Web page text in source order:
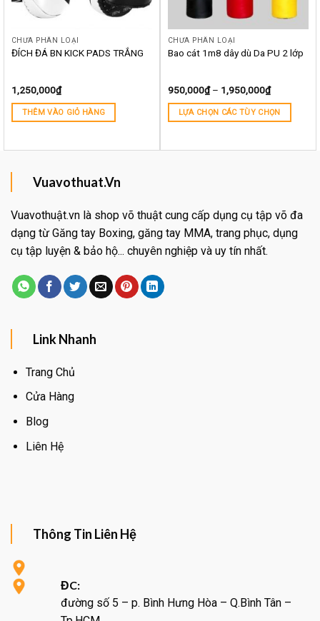
CHƯA PHÂN LOẠI
ĐÍCH ĐÁ BN KICK PADS TRẮNG
1,250,000₫
THÊM VÀO GIỎ HÀNG
CHƯA PHÂN LOẠI
Bao cát 1m8 dây dù Da PU 2 lớp
950,000₫– 1,950,000₫
LỰA CHỌN CÁC TÙY CHỌN
Vuavothuat.Vn
Vuavothuật.vn là shop võ thuật cung cấp dụng cụ tập võ đa
dạng từ Găng tay Boxing, găng tay MMA, trang phục, dụng
cụ tập luyện & bảo hộ... chuyên nghiệp và uy tín nhất.
Link Nhanh
Trang Chủ
Cửa Hàng
Blog
Liên Hệ
Thông Tin Liên Hệ
ĐC:
đường số 5 – p. Bình Hưng Hòa – Q.Bình Tân –